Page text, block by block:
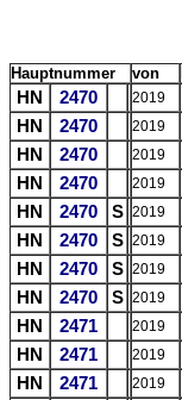
Hauptnummer von
HN 2470 2019
HN 2470 2019
HN 2470 2019
HN 2470 2019
HN 2470 S 2019
HN 2470 S 2019
HN 2470 S 2019
HN 2470 S 2019
HN 2471 2019
HN 2471 2019
HN 2471 2019